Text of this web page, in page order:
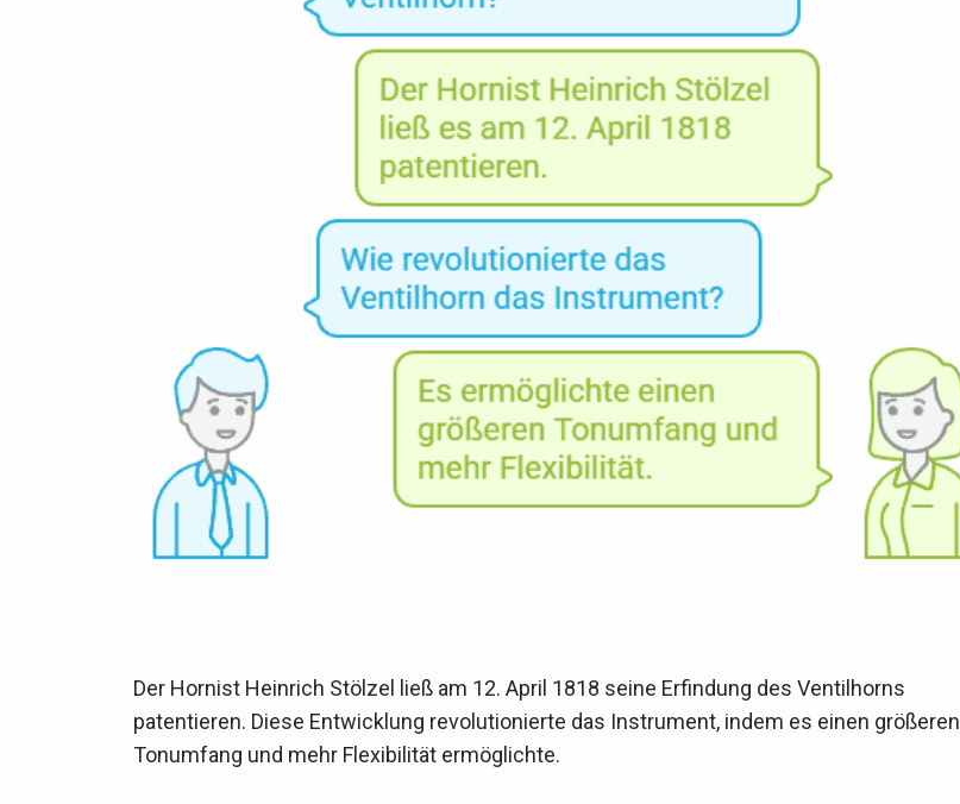
Der Hornist Heinrich Stölzel ließ am 12. April 1818 seine Erfindung des Ventilhorns
patentieren. Diese Entwicklung revolutionierte das Instrument, indem es einen größeren
Tonumfang und mehr Flexibilität ermöglichte.